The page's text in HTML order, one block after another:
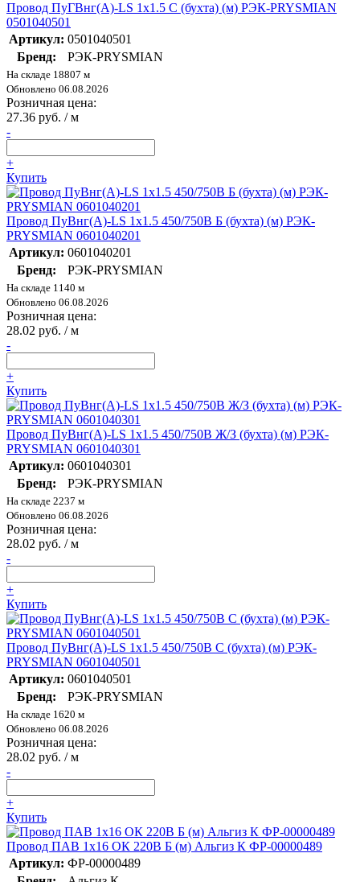
Провод ПуГВнг(А)-LS 1х1.5 С (бухта) (м) РЭК-PRYSMIAN
0501040501
Артикул: 0501040501
Бренд:
РЭК-PRYSMIAN
На складе 18807 м
Обновлено 06.08.2026
Розничная цена:
27.36 руб. / м
-
+
Купить
Провод ПуВнг(А)-LS 1х1.5 450/750В Б (бухта) (м) РЭК-
PRYSMIAN 0601040201
Артикул: 0601040201
Бренд:
РЭК-PRYSMIAN
На складе 1140 м
Обновлено 06.08.2026
Розничная цена:
28.02 руб. / м
-
+
Купить
Провод ПуВнг(А)-LS 1х1.5 450/750В Ж/З (бухта) (м) РЭК-
PRYSMIAN 0601040301
Артикул: 0601040301
Бренд:
РЭК-PRYSMIAN
На складе 2237 м
Обновлено 06.08.2026
Розничная цена:
28.02 руб. / м
-
+
Купить
Провод ПуВнг(А)-LS 1х1.5 450/750В С (бухта) (м) РЭК-
PRYSMIAN 0601040501
Артикул: 0601040501
Бренд:
РЭК-PRYSMIAN
На складе 1620 м
Обновлено 06.08.2026
Розничная цена:
28.02 руб. / м
-
+
Купить
Провод ПАВ 1х16 ОК 220В Б (м) Альгиз К ФР-00000489
Артикул: ФР-00000489